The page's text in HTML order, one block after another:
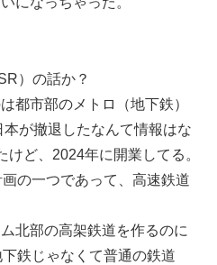
）の話か？
都市部のメトロ（地下鉄）
が撤退したなんて情報はな
けど、2024年に開業してる。
の一つであって、高速鉄道
北部の高架鉄道を作るのに
鉄じゃなくて普通の鉄道